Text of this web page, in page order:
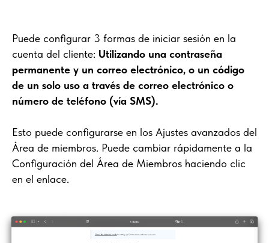
Puede configurar 3 formas de iniciar sesión en la
cuenta del cliente: Utilizando una contraseña
permanente y un correo electrónico, o un código
de un solo uso a través de correo electrónico o
número de teléfono (vía SMS).
Esto puede configurarse en los Ajustes avanzados del
Área de miembros. Puede cambiar rápidamente a la
Configuración del Área de Miembros haciendo clic
en el enlace.